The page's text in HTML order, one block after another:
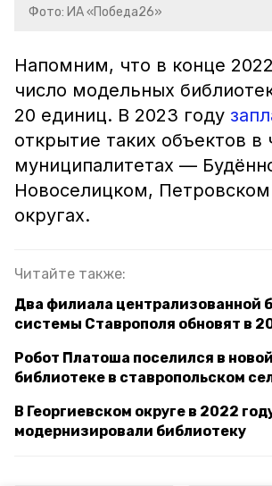
Фото: ИА «Победа26»
Напомним, что в конце
число модельных
20 единиц. В 2023 году
открытие таких объектов в
муниципалитетах —
Новоселицком,
округах.
Читайте также:
Два филиала централизованной
системы Ставрополя обновят в
Робот Платоша поселился в
библиотеке в ставропольском
В Георгиевском округе в 2022
модернизировали библиотеку